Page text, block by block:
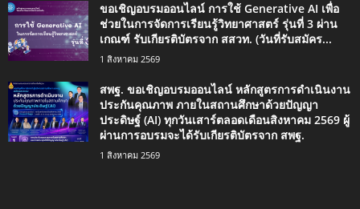
ขอเชิญอบรมออนไลน์ การใช้ Generative AI เพื่อ
ช่วยในการจัดการเรียนรู้วิทยาศาสตร์ รุ่นที่ 3 ผ่าน
เกณฑ์ รับเกียรติบัตรจาก สสวท. (วันที่รับสมัคร...
1 สิงหาคม 2569
สพฐ. ขอเชิญอบรมออนไลน์ หลักสูตรการดำเนินงาน
ประกันคุณภาพ ภายในสถานศึกษาด้วยปัญญา
ประดิษฐ์ (AI) ทุกวันเสาร์ตลอดเดือนสิงหาคม 2569 ผู้
ผ่านการอบรมจะได้รับเกียรติบัตรจาก สพฐ.
1 สิงหาคม 2569